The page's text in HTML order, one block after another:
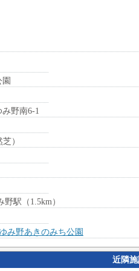
野南6-1
）
駅（1.5km）
み野あきのみち公園
近隣